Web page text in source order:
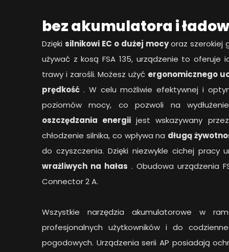
bez akumulatora i
Dzięki silnikowi EC o dużej mocyoraz szerokiej
używać z kosą FSA 135, urządzenie to oferuje
trawy i zarośli. Możesz użyć ergonomicznego
prędkość . W celu możliwie efektywnej i
poziomów mocy, co pozwoli na
oszczędzania energii jest wskazywany
chłodzenie silnika, co wpływa na długą
do czyszczenia. Dzięki niezwykle cichej
wrażliwych na hałas . Obudowa urządzenia
Connector 2 A.
Wszystkie narzędzia akumulatorowe w
profesjonalnych użytkowników i do
pogodowych. Urządzenia serii AP posiadają